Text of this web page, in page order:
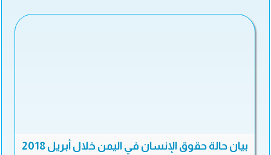
بيان حالة حقوق الإنسان في اليمن خلال أبريل 2018